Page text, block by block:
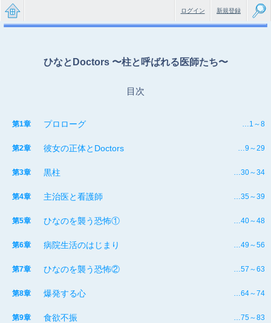
新規登録
ログイン
ひなとDoctors 〜柱と呼ばれる医師たち〜
目次
第1章 プロローグ …1～8
第2章 彼女の正体とDoctors …9～29
第3章 黒柱 …30～34
第4章 主治医と看護師 …35～39
第5章 ひなのを襲う恐怖① …40～48
第6章 病院生活のはじまり …49～56
第7章 ひなのを襲う恐怖② …57～63
第8章 爆発する心 …64～74
第9章 食欲不振 …75～83